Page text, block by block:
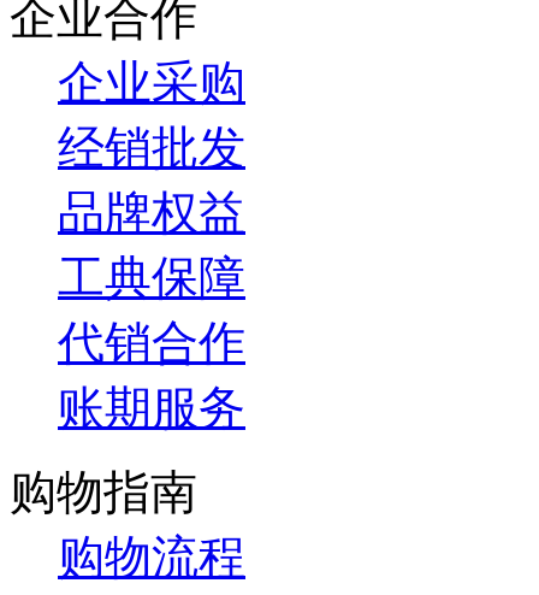
企业合作
企业采购
经销批发
品牌权益
工典保障
代销合作
账期服务
购物指南
购物流程